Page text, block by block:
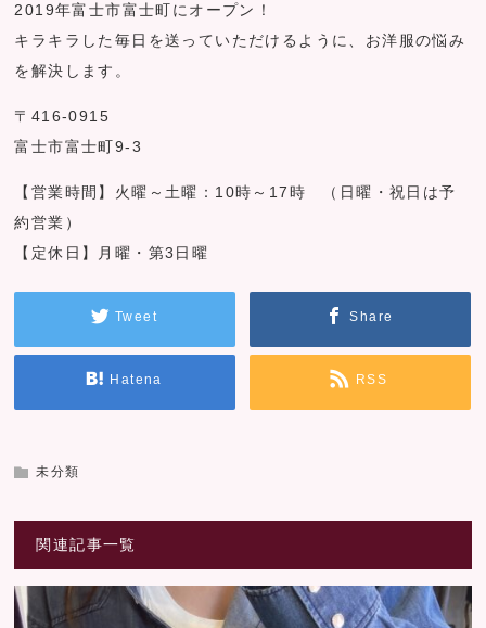
2019年富士市富士町にオープン！
キラキラした毎日を送っていただけるように、お洋服の悩み
を解決します。
〒416-0915
富士市富士町9-3
【営業時間】火曜～土曜：10時～17時 （日曜・祝日は予
約営業）
【定休日】月曜・第3日曜
Tweet Share
Hatena RSS
未分類
関連記事一覧